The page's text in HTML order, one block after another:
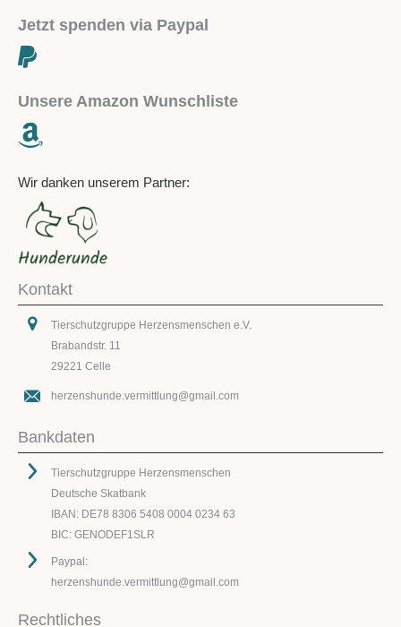
Jetzt spenden via Paypal
Unsere Amazon Wunschliste
Wir danken unserem Partner:
Kontakt
Tierschutzgruppe Herzensmenschen e.V.
Brabandstr. 11
29221 Celle
herzenshunde.vermittlung@gmail.com
Bankdaten
Tierschutzgruppe Herzensmenschen
Deutsche Skatbank
IBAN: DE78 8306 5408 0004 0234 63
BIC: GENODEF1SLR
Paypal:
herzenshunde.vermittlung@gmail.com
Rechtliches